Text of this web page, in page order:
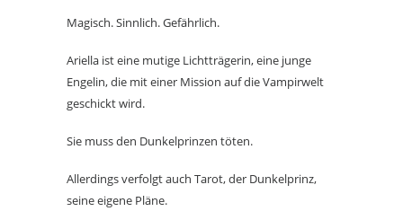
Magisch. Sinnlich. Gefährlich.
Ariella ist eine mutige Lichtträgerin, eine junge
Engelin, die mit einer Mission auf die Vampirwelt
geschickt wird.
Sie muss den Dunkelprinzen töten.
Allerdings verfolgt auch Tarot, der Dunkelprinz,
seine eigene Pläne.